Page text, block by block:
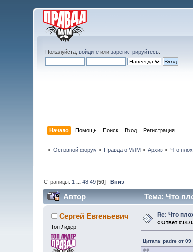
Пожалуйста,войдите илизарегистрируйтесь
Начало Помощь Поиск Вход Регистрация
» Основной форум » Правда о МЛМ » Архив » Что
Страницы: 1 ...48 49 [50]Вниз
Автор Тема: Что
Сергей Евгеньевич
Топ Лидер
Re: Что
«Ответ
Цитата: padre от